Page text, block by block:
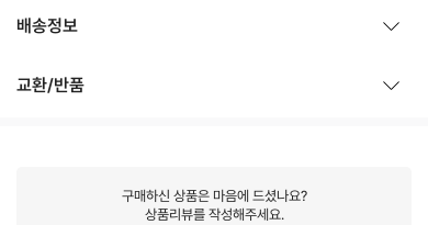
배송정보
교환/반품
구매하신 상품은 마음에 드셨나요?
상품리뷰를 작성해주세요.